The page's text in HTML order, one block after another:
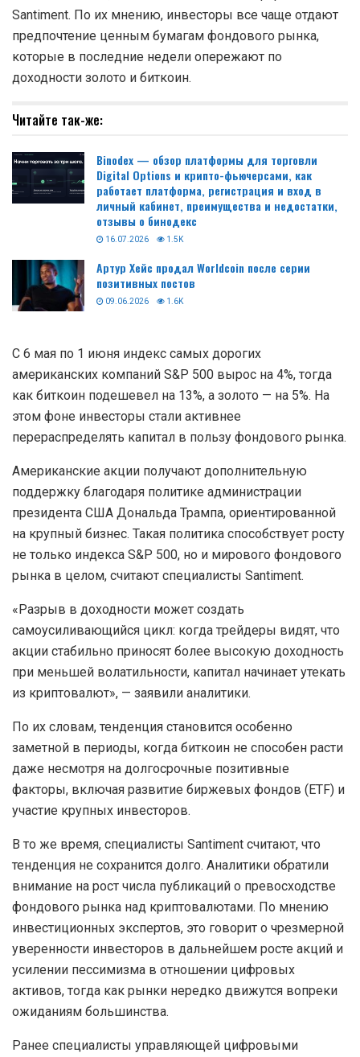
Santiment. По их мнению, инвесторы все чаще отдают
предпочтение ценным бумагам фондового рынка,
которые в последние недели опережают по
доходности золото и биткоин.
Читайте так-же:
Binodex — обзор платформы для торговли
Digital Options и крипто-фьючерсами, как
работает платформа, регистрация и вход в
личный кабинет, преимущества и недостатки,
отзывы о бинодекс
16.07.2026 1.5K
Артур Хейс продал Worldcoin после серии
позитивных постов
09.06.2026 1.6K
С 6 мая по 1 июня индекс самых дорогих
американских компаний S&P 500 вырос на 4%, тогда
как биткоин подешевел на 13%, а золото — на 5%. На
этом фоне инвесторы стали активнее
перераспределять капитал в пользу фондового рынка.
Американские акции получают дополнительную
поддержку благодаря политике администрации
президента США Дональда Трампа, ориентированной
на крупный бизнес. Такая политика способствует росту
не только индекса S&P 500, но и мирового фондового
рынка в целом, считают специалисты Santiment.
«Разрыв в доходности может создать
самоусиливающийся цикл: когда трейдеры видят, что
акции стабильно приносят более высокую доходность
при меньшей волатильности, капитал начинает утекать
из криптовалют», — заявили аналитики.
По их словам, тенденция становится особенно
заметной в периоды, когда биткоин не способен расти
даже несмотря на долгосрочные позитивные
факторы, включая развитие биржевых фондов (ETF) и
участие крупных инвесторов.
В то же время, специалисты Santiment считают, что
тенденция не сохранится долго. Аналитики обратили
внимание на рост числа публикаций о превосходстве
фондового рынка над криптовалютами. По мнению
инвестиционных экспертов, это говорит о чрезмерной
уверенности инвесторов в дальнейшем росте акций и
усилении пессимизма в отношении цифровых
активов, тогда как рынки нередко движутся вопреки
ожиданиям большинства.
Ранее специалисты управляющей цифровыми